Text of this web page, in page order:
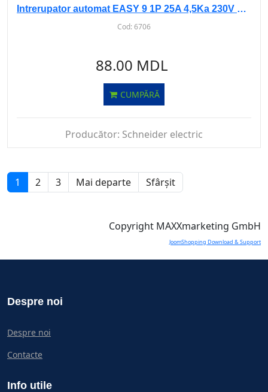
Intrerupator automat EASY 9 1P 25A 4,5Ka 230V curba C
Cod:6706
88.00 MDL
CUMPĂRĂ
Producător: Schneider electric
1 2 3 Mai departe Sfârșit
Copyright MAXXmarketing GmbH
JoomShopping Download & Support
Despre noi
Despre noi
Contacte
Info utile